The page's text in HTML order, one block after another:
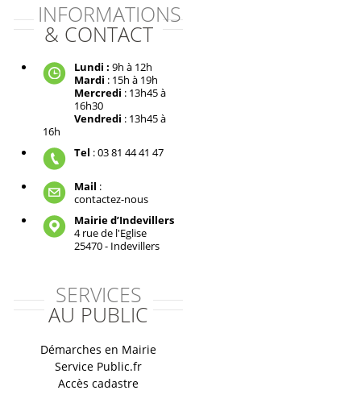
INFORMATIONS
& CONTACT
Lundi : 9h à 12h
Mardi : 15h à 19h
Mercredi : 13h45 à
16h30
Vendredi : 13h45 à
16h
Tel : 03 81 44 41 47
Mail :
contactez-nous
Mairie d’Indevillers
4 rue de l'Eglise
25470 - Indevillers
SERVICES
AU PUBLIC
Démarches en Mairie
Service Public.fr
Accès cadastre